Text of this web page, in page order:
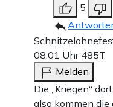
5
08:01 Uhr 485T
Melden
Die „Kriegen“
also kommen die